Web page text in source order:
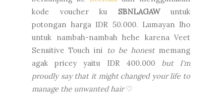
kode voucher ku SBNLAGAWuntuk
potongan harga IDR 50.000. Lumayan lho
untuk nambah-nambah hehe karena Veet
Sensitive Touch ini
to be honest memang
agak pricey yaitu IDR 400.000but I'm
proudly say that it might changed your life to
manage the unwanted hair♡